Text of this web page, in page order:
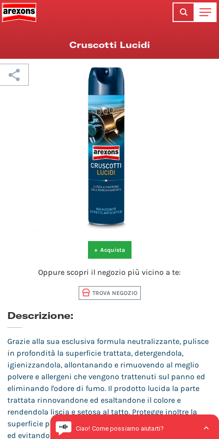
Cruscotti Lucidi
+ Acquista
Oppure scopri il negozio più vicino a te:
TROVA NEGOZIO
Descrizione:
Grazie alla sua esclusiva formula neutralizzante, pulisce
in profondità la superficie trattata, detergendola,
igienizzandola, allontanando e rimuovendo al meglio
polvere e allergeni che vengono trattenuti sul panno ed
eliminando l'odore di fumo. Il prodotto lucida la parte
trattata rinnovandone ed esaltandone il colore e
rendendola liscia e setosa al tatto. Protegge inoltre la
superficie penetrando nel materiale plastico, nutrendolo
ed evitando così le screpolature e l'invecchiamento.